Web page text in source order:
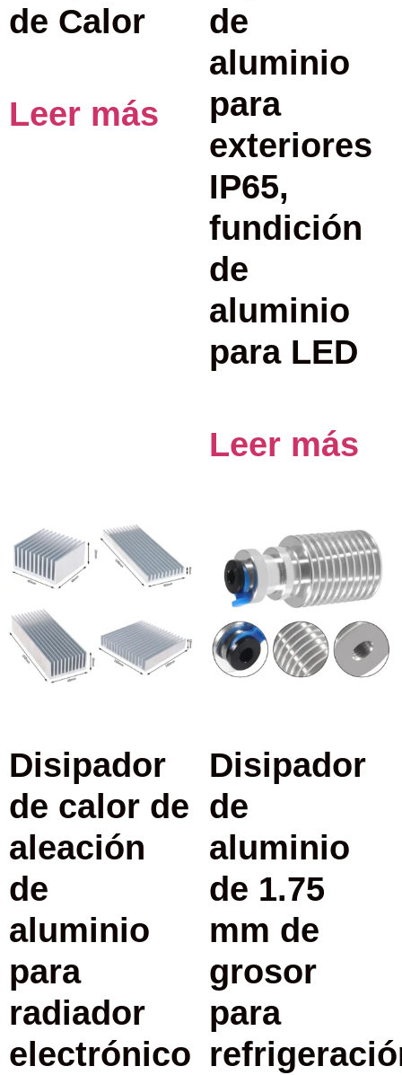
de Calor
Leer más
de
aluminio
para
exteriores
IP65,
fundición
de
aluminio
para LED
Leer más
Disipador
de calor de
aleación
de
aluminio
para
radiador
electrónico
Disipador
de
aluminio
de 1.75
mm de
grosor
para